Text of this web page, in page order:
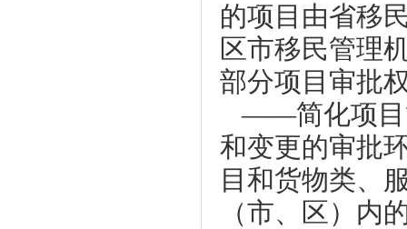
的项目由省移
区市移民管理
部分项目审批
——简化项目
和变更的审批
目和货物类、
（市、区）内